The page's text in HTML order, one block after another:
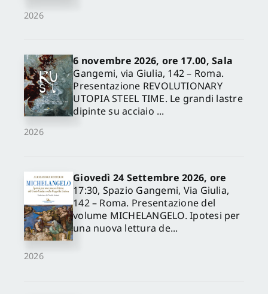
2026
2026
6 novembre 2026, ore 17.00, Sala
Gangemi, via Giulia, 142 – Roma.
Presentazione REVOLUTIONARY
UTOPIA STEEL TIME. Le grandi lastre
dipinte su acciaio ...
2026
Giovedì 24 Settembre 2026, ore
17:30, Spazio Gangemi, Via Giulia,
142 – Roma. Presentazione del
volume MICHELANGELO. Ipotesi per
una nuova lettura de...